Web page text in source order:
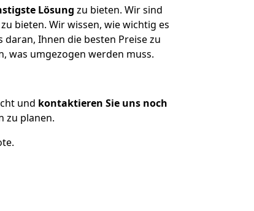
Lösung zu bieten. Wir sind
bieten. Wir wissen, wie wichtig es
Ihnen die besten Preise zu
was umgezogen werden muss.
und kontaktieren Sie uns noch
zu planen.